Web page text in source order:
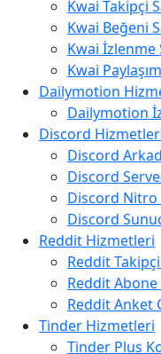
Kwai Takipçi
Kwai Beğeni
Kwai İzlenme
Kwai
Dailymotion
Dailymotion
Discord
Discord
Discord
Discord Nitro
Discord
Reddit Hizmetleri
Reddit Takipçi
Reddit Abone
Reddit Anket
Tinder Hizmetleri
Tinder Plus